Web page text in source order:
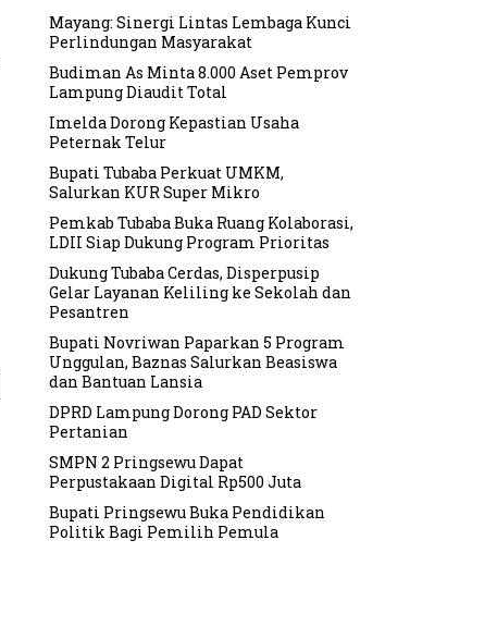
Mayang: Sinergi Lintas Lembaga Kunci
Perlindungan Masyarakat
Budiman As Minta 8.000 Aset Pemprov
Lampung Diaudit Total
Imelda Dorong Kepastian Usaha
Peternak Telur
Bupati Tubaba Perkuat UMKM,
Salurkan KUR Super Mikro
Pemkab Tubaba Buka Ruang Kolaborasi,
LDII Siap Dukung Program Prioritas
Dukung Tubaba Cerdas, Disperpusip
Gelar Layanan Keliling ke Sekolah dan
Pesantren
Bupati Novriwan Paparkan 5 Program
Unggulan, Baznas Salurkan Beasiswa
dan Bantuan Lansia
DPRD Lampung Dorong PAD Sektor
Pertanian
SMPN 2 Pringsewu Dapat
Perpustakaan Digital Rp500 Juta
Bupati Pringsewu Buka Pendidikan
Politik Bagi Pemilih Pemula